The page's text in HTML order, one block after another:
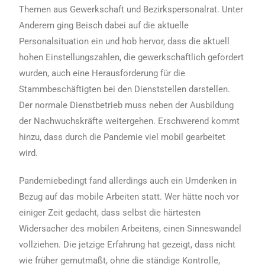
Themen aus Gewerkschaft und Bezirkspersonalrat. Unter
Anderem ging Beisch dabei auf die aktuelle
Personalsituation ein und hob hervor, dass die aktuell
hohen Einstellungszahlen, die gewerkschaftlich gefordert
wurden, auch eine Herausforderung für die
Stammbeschäftigten bei den Dienststellen darstellen.
Der normale Dienstbetrieb muss neben der Ausbildung
der Nachwuchskräfte weitergehen. Erschwerend kommt
hinzu, dass durch die Pandemie viel mobil gearbeitet
wird.
Pandemiebedingt fand allerdings auch ein Umdenken in
Bezug auf das mobile Arbeiten statt. Wer hätte noch vor
einiger Zeit gedacht, dass selbst die härtesten
Widersacher des mobilen Arbeitens, einen Sinneswandel
vollziehen. Die jetzige Erfahrung hat gezeigt, dass nicht
wie früher gemutmaßt, ohne die ständige Kontrolle,